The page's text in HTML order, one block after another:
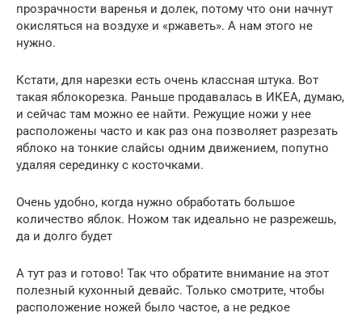
прозрачности варенья и долек, потому что они начнут
окисляться на воздухе и «ржаветь». А нам этого не
нужно.
Кстати, для нарезки есть очень классная штука. Вот
такая яблокорезка. Раньше продавалась в ИКЕА, думаю,
и сейчас там можно ее найти. Режущие ножи у нее
расположены часто и как раз она позволяет разрезать
яблоко на тонкие слайсы одним движением, попутно
удаляя серединку с косточками.
Очень удобно, когда нужно обработать большое
количество яблок. Ножом так идеально не разрежешь,
да и долго будет
А тут раз и готово! Так что обратите внимание на этот
полезный кухонный девайс. Только смотрите, чтобы
расположение ножей было частое, а не редкое